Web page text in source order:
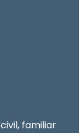
familiar